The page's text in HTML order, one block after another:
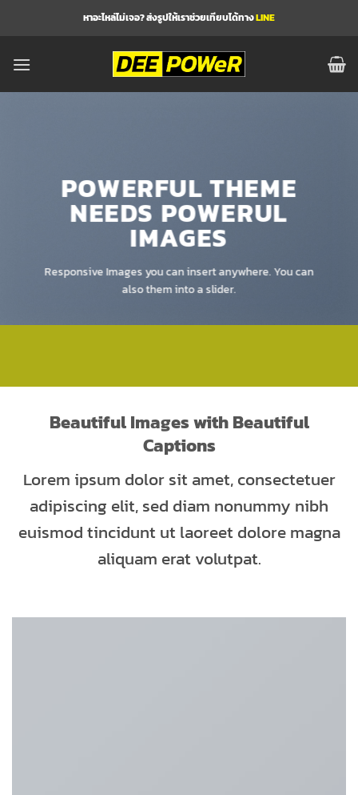
เนื้อหา
หาอะไหล่ไม่เจอ? ส่งรูปให้เราช่วยเทียบได้ทางLINE
POWERFUL THEME
NEEDS POWERUL
IMAGES
Responsive Images you can insert anywhere. You can
also them into a slider.
Beautiful Images with Beautiful
Captions
Lorem ipsum dolor sit amet, consectetuer
adipiscing elit, sed diam nonummy nibh
euismod tincidunt ut laoreet dolore magna
aliquam erat volutpat.